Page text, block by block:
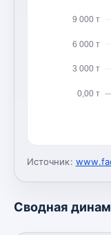
0,00 т
3 000 т
6 000 т
9 000 т
Источник:
Сводная